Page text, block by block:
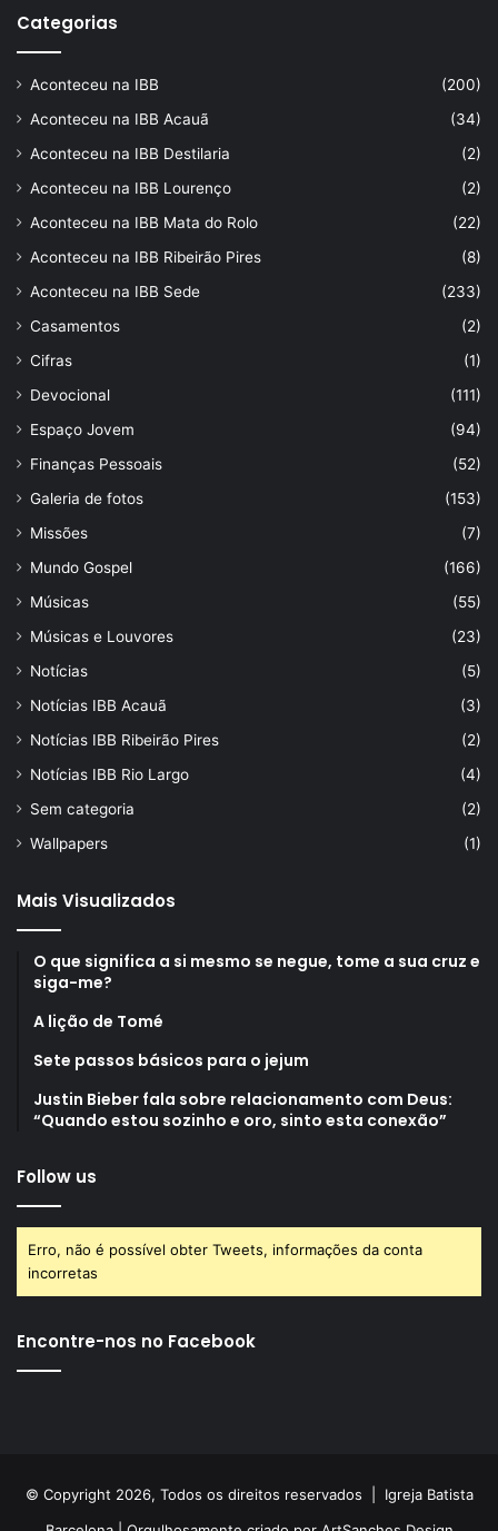
Categorias
Aconteceu na IBB
(200)
Aconteceu na IBB Acauã
(34)
Aconteceu na IBB Destilaria
(2)
Aconteceu na IBB Lourenço
(2)
Aconteceu na IBB Mata do Rolo
(22)
Aconteceu na IBB Ribeirão Pires
(8)
Aconteceu na IBB Sede
(233)
Casamentos
(2)
Cifras
(1)
Devocional
(111)
Espaço Jovem
(94)
Finanças Pessoais
(52)
Galeria de fotos
(153)
Missões
(7)
Mundo Gospel
(166)
Músicas
(55)
Músicas e Louvores
(23)
Notícias
(5)
Notícias IBB Acauã
(3)
Notícias IBB Ribeirão Pires
(2)
Notícias IBB Rio Largo
(4)
Sem categoria
(2)
Wallpapers
(1)
Mais Visualizados
O que significa a si mesmo se negue, tome a sua cruz e
siga-me?
A lição de Tomé
Sete passos básicos para o jejum
Justin Bieber fala sobre relacionamento com Deus:
“Quando estou sozinho e oro, sinto esta conexão”
Follow us
Erro, não é possível obter Tweets, informações da conta
incorretas
Encontre-nos no Facebook
© Copyright 2026, Todos os direitos reservados | Igreja Batista